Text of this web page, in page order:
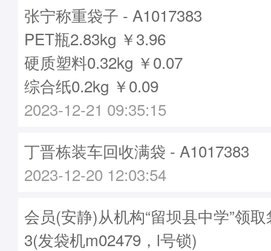
张宁称重袋子 - A1017383
PET瓶2.83kg ￥3.96
硬质塑料0.32kg ￥0.07
综合纸0.2kg ￥0.09
2023-12-21 09:35:15
丁晋栋装车回收满袋 - A1017383
2023-12-20 12:03:54
会员(安静)从机构“留坝县中学”领
3(发袋机m02479，l号锁)